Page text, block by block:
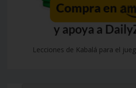
Lecciones de Kabalá para el